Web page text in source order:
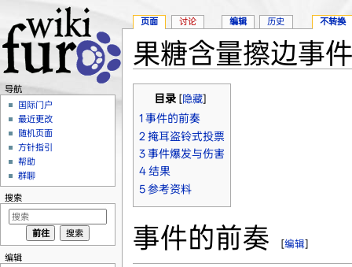
果糖含量擦边事件
目录 [隐藏]
1 事件的前奏
2 掩耳盗铃式投票
3 事件爆发与伤害
4 结果
5 参考资料
事件的前奏 [编辑]
页面 讨论 编辑 历史 不转换
导航
国际门户
最近更改
随机页面
方针指引
帮助
群聊
搜索
编辑